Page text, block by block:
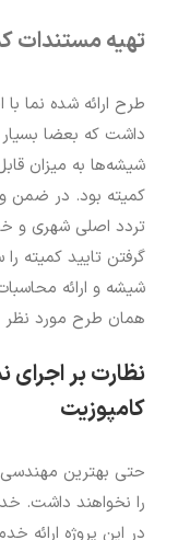
تهیه مستندات
طرح ارائه شده نما
داشت که بعضا
شیشه‌ها به میزان
کمیته بود. در ضمن
تردد اصلی شهری و
گرفتن تایید کمیته
شیشه و ارائه
همان طرح مورد نظر
نظارت بر اجرای
کامپوزیت
حتی بهترین
را نخواهند داشت.
در این پروژه ارائه